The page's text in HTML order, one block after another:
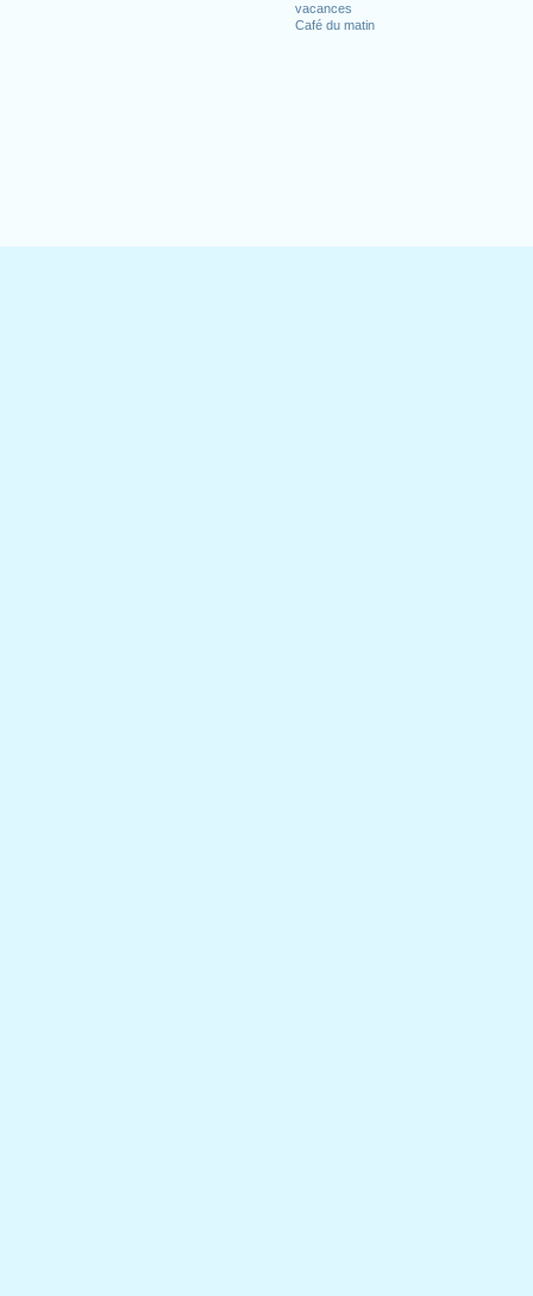
vacances
Café du matin